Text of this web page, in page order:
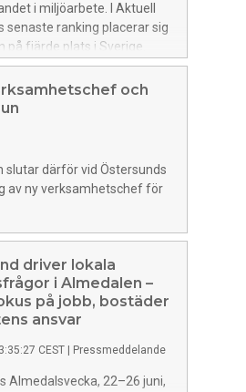
i miljöarbete. I Aktuell
senaste ranking placerar sig
på fjärde plats i Sverige.
nya siffror att
nästan nått målet om en
organisation.
och
slutar därför vid Östersunds
av ny verksamhetschef för
driver lokala
i Almedalen –
på jobb, bostäder
ansvar
CEST Pressmeddelande
Almedalsvecka, 22–26 juni,